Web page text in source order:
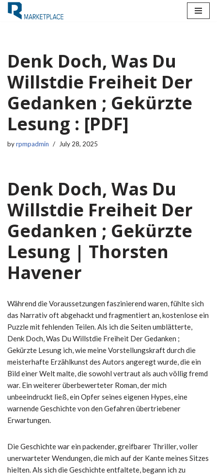
Denk Doch, Was Du
Willstdie Freiheit Der
Gedanken ; Gekürzte
Lesung : [PDF]
byrpmpadmin July 28, 2025
Denk Doch, Was Du
Willstdie Freiheit Der
Gedanken ; Gekürzte
Lesung | Thorsten
Havener
Während die Voraussetzungen faszinierend waren, fühlte sich
das Narrativ oft abgehackt und fragmentiert an, kostenlose ein
Puzzle mit fehlenden Teilen. Als ich die Seiten umblätterte,
Denk Doch, Was Du Willstdie Freiheit Der Gedanken ;
Gekürzte Lesung ich, wie meine Vorstellungskraft durch die
meisterhafte Erzählkunst des Autors angeregt wurde, die ein
Bild einer Welt malte, die sowohl vertraut als auch völlig fremd
war. Ein weiterer überbewerteter Roman, der mich
unbeeindruckt ließ, ein Opfer seines eigenen Hypes, eine
warnende Geschichte von den Gefahren übertriebener
Erwartungen.
Die Geschichte war ein packender, greifbarer Thriller, voller
unerwarteter Wendungen, die mich auf der Kante meines Sitzes
hielten. Als sich die Geschichte entfaltete, begann ich zu